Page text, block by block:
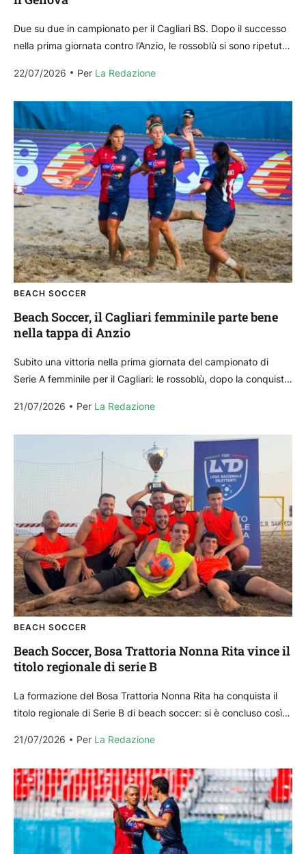
Due su due in campionato per il Cagliari BS. Dopo il successo
nella prima giornata contro l’Anzio, le rossoblù si sono ripetute
22/07/2026
Per La Redazione
BEACH SOCCER
Beach Soccer, il Cagliari femminile parte bene
nella tappa di Anzio
Subito una vittoria nella prima giornata del campionato di
Serie A femminile per il Cagliari: le rossoblù, dopo la conquista
21/07/2026
Per La Redazione
BEACH SOCCER
Beach Soccer, Bosa Trattoria Nonna Rita vince il
titolo regionale di serie B
La formazione del Bosa Trattoria Nonna Rita ha conquista il
titolo regionale di Serie B di beach soccer: si è concluso così
21/07/2026
Per La Redazione